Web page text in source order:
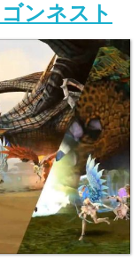
ンネスト